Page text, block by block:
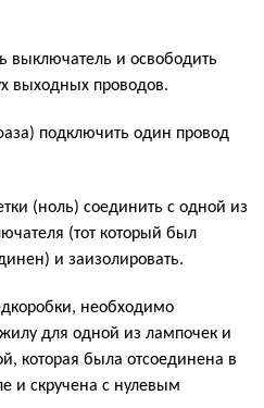
выключатель и освободить
выходных проводов.
подключить один провод
(ноль) соединить с одной из
(тот который был
и заизолировать.
необходимо
для одной из лампочек и
которая была отсоединена в
и скручена с нулевым